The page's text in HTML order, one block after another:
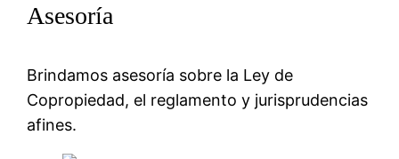
Asesoría
Brindamos asesoría sobre la Ley de
Copropiedad, el reglamento y jurisprudencias
afines.